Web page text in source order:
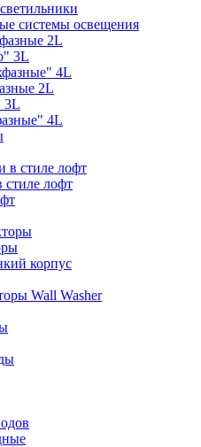
системы освещения
2L
3L
4L
2L
3L
4L
лофт
корпус
Wall Washer